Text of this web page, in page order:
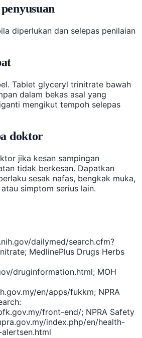
diperlukan dan selepas penilaian
Tablet glyceryl trinitrate bawah
dalam bekas asal yang
mengikut tempoh selepas
doktor
jika kesan sampingan
tidak berkesan. Dapatkan
sesak nafas, bengkak muka,
simptom serius lain.
dailymed/search.cfm?
MedlinePlus Drugs Herbs
druginformation.html; MOH
en/apps/fukkm; NPRA
front-end/; NPRA Safety
index.php/en/health-